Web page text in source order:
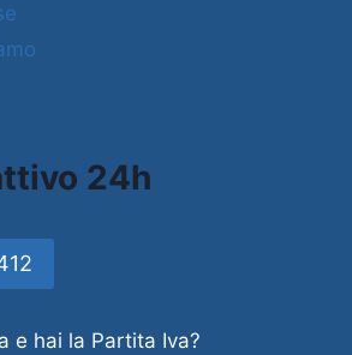
24h
e hai la Partita Iva?